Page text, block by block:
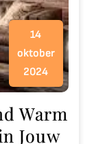
14
oktober
2024
Warm
Jouw